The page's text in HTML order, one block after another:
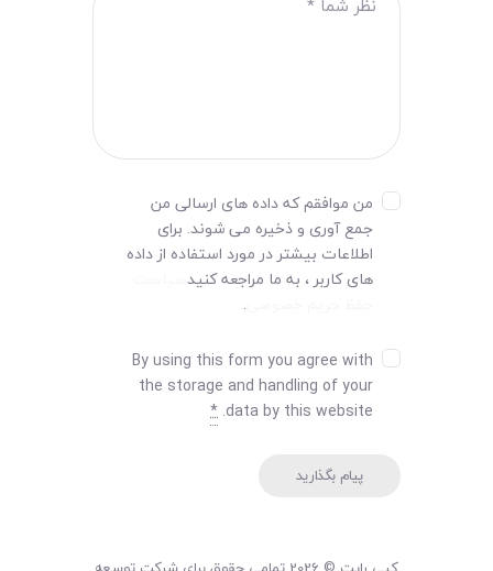
من موافقم که داده های ارسالی من
جمع آوری و ذخیره می شوند. برای
اطلاعات بیشتر در مورد استفاده از داده
های کاربر ، به ما مراجعه کنید
.
By using this form you agree with
the storage and handling of your
data by this website.
*